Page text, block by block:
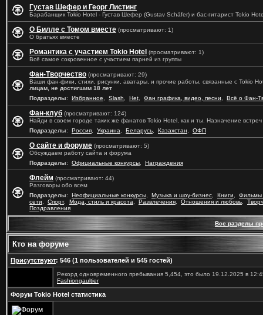
Густав Шефер и Георг Листинг
Барабанщик Tokio Hotel - Густав Шефер (Gustav Schäfer) и бас-гитарист Tokio
О Билле с Томом вместе (просматривают: 1)
О братьях вместе
Романтика с участием Tokio Hotel (просматривают: 1)
Всё самое сокровенное с участием парней из группы
Фан-Творчество (просматривают: 29)
Ваши фан-фики, стихи, рисунки, аватары, и прочие работы, связанные с Tokio
лицам, не достигшим 18 лет
Подразделы: Избранное Slash Het Фан графика, видео, песни Всё о Фан-
Фан-клуб (просматривают: 124)
Найди в своем городе таких же фанатов Tokio Hotel, как и ты. Назначение
Подразделы: Россия Украина Беларусь Казахстан ОФП
О сайте и форуме (просматривают: 5)
Обсуждаем работу сайта и форума
Подразделы: Официальные конкурсы Награждения
Флейм (просматривают: 44)
Разговоры обо всем
Подразделы: Неофициальные конкурсы Музыка и шоу-бизнес Книги
Фильмы
сети
Спорт, Мода, стиль и красота Развлечения Отношения и любовь
Поздравления
Все разделы
Кто на форуме
Присутствуют: 546 (1 пользователей и 545 гостей)
Рекорд одновременного пребывания 5,454, это было 19.12.2025 в
Fashiongaultier
Форум Tokio Hotel статистика